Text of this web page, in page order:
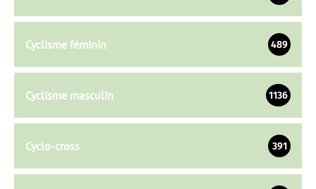
Cyclisme féminin 489
Cyclisme masculin 1136
Cyclo-cross 391